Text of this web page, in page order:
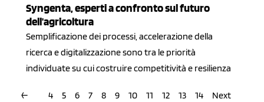
Syngenta, esperti a confronto sul futuro
dell'agricoltura
Semplificazione dei processi, accelerazione della
ricerca e digitalizzazione sono tra le priorità
individuate su cui costruire competitività e resilienza
←
4 5 6 7 8 9 10 11 12 13 14
Next